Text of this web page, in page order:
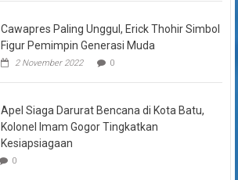
Cawapres Paling Unggul, Erick Thohir Simbol
Figur Pemimpin Generasi Muda
2 November 2022 0
Apel Siaga Darurat Bencana di Kota Batu,
Kolonel Imam Gogor Tingkatkan
Kesiapsiagaan
0